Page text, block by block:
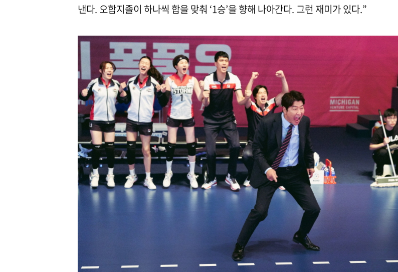
낸다. 오합지졸이 하나씩 합을 맞춰 ‘1승’을 향해 나아간다. 그런 재미가 있다.”